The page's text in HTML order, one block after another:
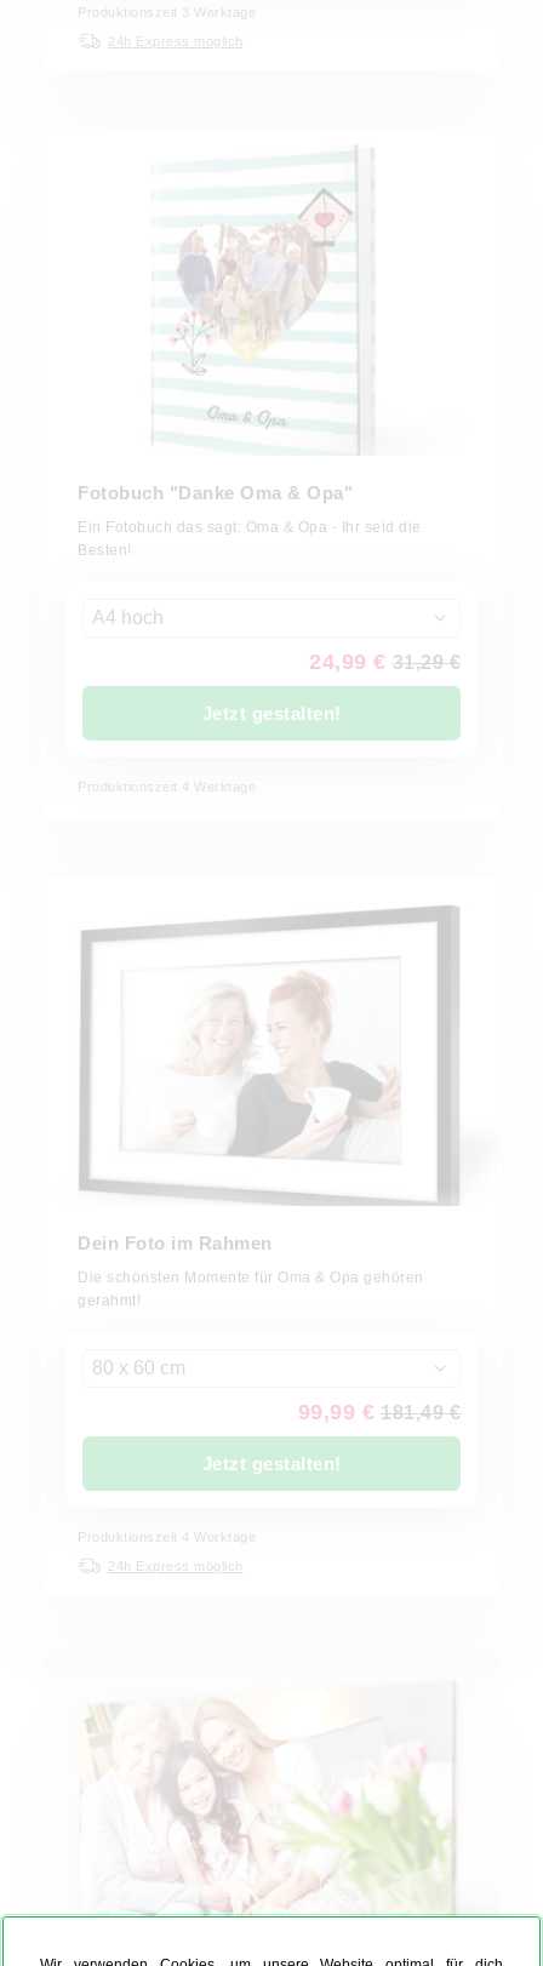
Produktionszeit 3 Werktage
24h Express möglich
Fotobuch "Danke Oma & Opa"
Ein Fotobuch das sagt: Oma & Opa - Ihr seid die
Besten!
A4 hoch
24,99 € 31,29 €
Jetzt gestalten!
Produktionszeit 4 Werktage
Dein Foto im Rahmen
Die schönsten Momente für Oma & Opa gehören
gerahmt!
80 x 60 cm
99,99 € 181,49 €
Jetzt gestalten!
Produktionszeit 4 Werktage
24h Express möglich